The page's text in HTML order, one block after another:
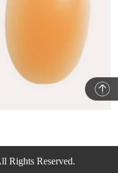
Rights Reserved.